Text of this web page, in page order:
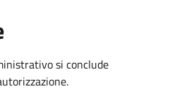
si conclude